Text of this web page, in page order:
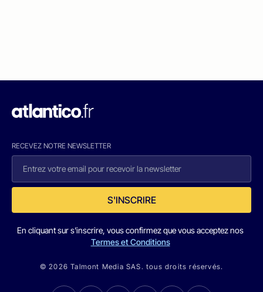
RECEVEZ NOTRE NEWSLETTER
S'INSCRIRE
En cliquant sur s'inscrire, vous confirmez que vous acceptez nos
Termes et Conditions
© 2026 Talmont Media SAS. tous droits réservés.